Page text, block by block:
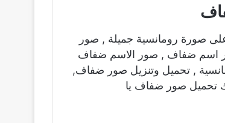
صورة رومانسية جميلة , صور
اسم ضفاف , صور الاسم ضفاف
, تحميل وتنزيل صور ضفاف,
تحميل صور ضفاف يا